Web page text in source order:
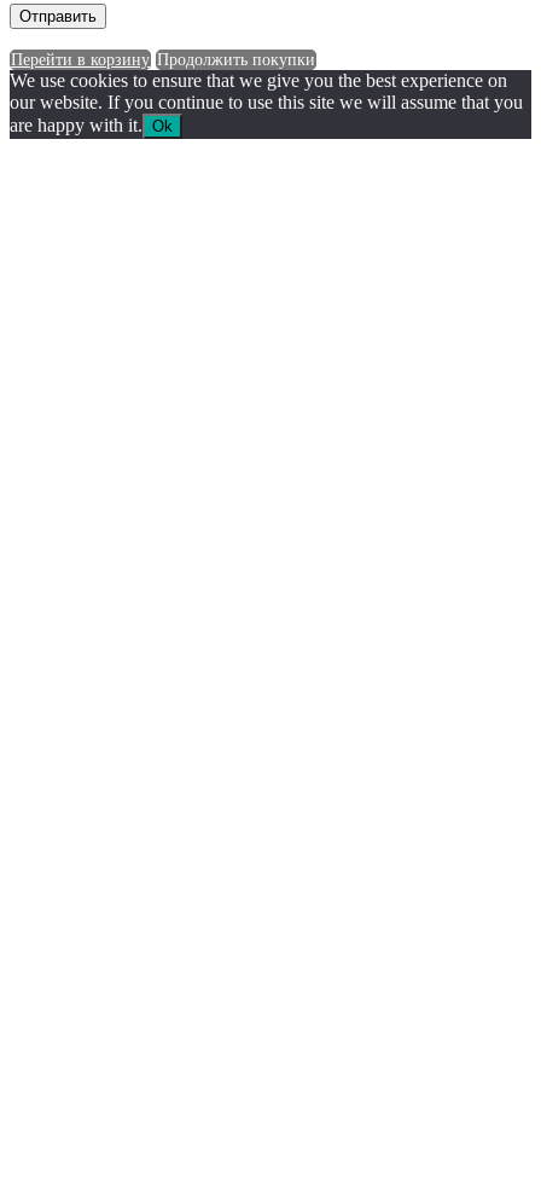
Перейти в корзину Продолжить покупки
We use cookies to ensure that we give you the best experience on
our website. If you continue to use this site we will assume that you
are happy with it. Ok